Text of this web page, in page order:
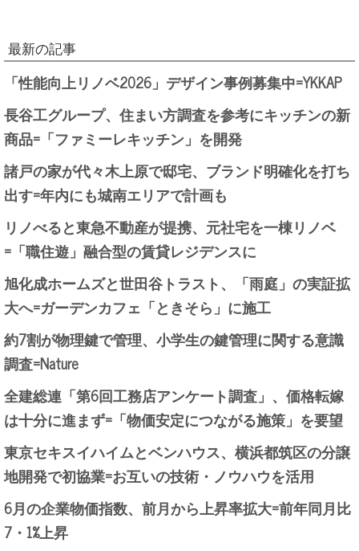
最新の記事
「性能向上リノベ2026」デザイン事例募集中=YKKAP
長谷工グループ、住まい方調査を参考にキッチンの新
商品=「ファミーレキッチン」を開発
諸戸の家が代々木上原で邸宅、ブランド明確化を打ち
出す=年内にも城南エリアで計画も
リノべると東急不動産が提携、元社宅を一棟リノベ
=「職住遊」融合型の賃貸レジデンスに
旭化成ホームズと世田谷トラスト、「雨庭」の実証拡
大へ=ガーデンカフェ「ときそら」に施工
約7割が物理鍵で管理、小学生の鍵管理に関する意識
調査=Nature
全建総連「第6回工務店アンケート調査」、価格転嫁
は十分に進まず=「物価安定につながる施策」を要望
東京セキスイハイムとベンハウス、横浜都筑区の分譲
地開発で初協業=お互いの技術・ノウハウを活用
6月の企業物価指数、前月から上昇率拡大=前年同月比
7・1%上昇